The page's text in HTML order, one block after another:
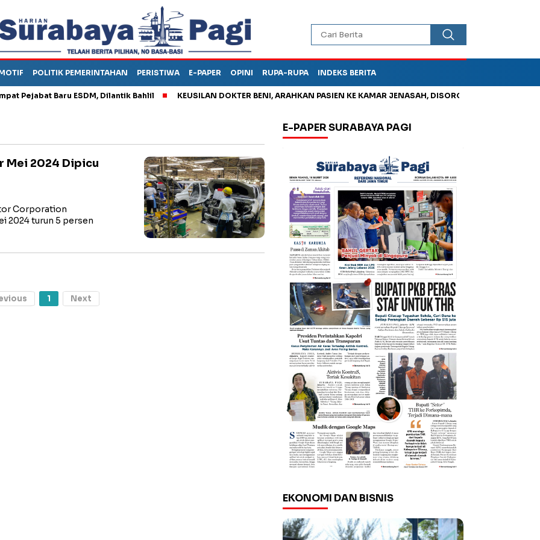
POLITIK PEMERINTAHAN PERISTIWA E-PAPER OPINI RUPA-RUPA INDEKS BERITA
Baru ESDM, Dilantik Bahlil KEUSILAN DOKTER BENI, ARAHKAN PASIEN KE KAMAR JENASAH, DISOROT
Mei 2024 Dipicu
Corporation
2024 turun 5 persen
1 Next
E-PAPER SURABAYA PAGI
EKONOMI DAN BISNIS